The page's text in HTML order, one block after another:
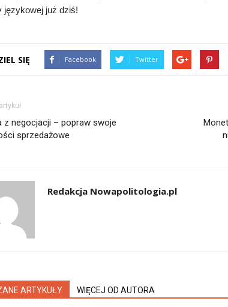
językowej już dziś!
SIĘ Facebook Twitter
z negocjacji – popraw swoje
sprzedażowe
Redakcja Nowapolitologia.pl
ARTYKUŁY WIĘCEJ OD AUTORA